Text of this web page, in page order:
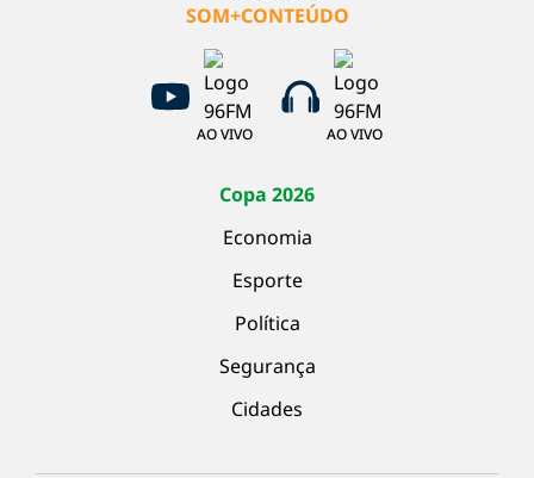
SOM+CONTEÚDO
AO VIVO AO VIVO
Copa 2026
Economia
Esporte
Política
Segurança
Cidades